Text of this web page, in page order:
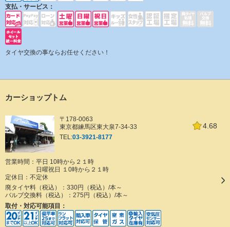
支払・サービス：
タイヤ交換の事ならお任せください！
カーショップトム
4.68
〒178-0063
東京都練馬区東大泉7-34-33
TEL:03-3921-8177
営業時間：平日 10時から２１時
日曜祝日 １0時から２１時
定休日： 不定休
廃タイヤ料（税込）： 330円（税込）/本～
バルブ交換料（税込）： 275円（税込）/本～
取付・対応可能項目：